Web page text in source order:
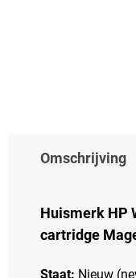
Omschrijving
Huismerk HP
cartridge
Staat: Nieuw